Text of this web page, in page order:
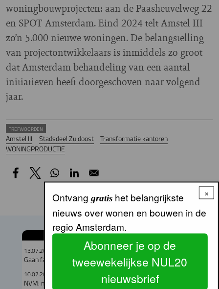
woningbouwprojecten: aan de Paasheuvelweg 22
en SPOT Amsterdam. Eind 2024 telt Amstel III
zo’n 5.000 nieuwe woningen. De belangstelling
van projectontwikkelaars is inmiddels zo groot
dat Amsterdam behandeling van een aantal
initiatieven heeft doorgeschoven naar volgend
jaar.
TREFWOORDEN
Amstel III Stadsdeel Zuidoost
Transformatie kantoren
WONINGPRODUCTIE
GERELATEERDE ARTIKELEN
13.07.2026
Gaan fabriekswoningen het woningtekort lenigen?
10.07.2026
NVM: meer keuze op de woningmarkt in Q2
×
Ontvang gratishet belangrijkste
nieuws over wonen en bouwen in de
regio Amsterdam.
Abonneer je op de
tweewekelijkse NUL20
nieuwsbrief